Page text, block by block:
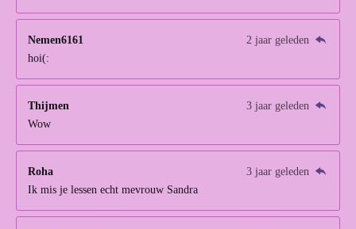
Nemen6161
2 jaar geleden
hoi(:
Thijmen
3 jaar geleden
Wow
Roha
3 jaar geleden
Ik mis je lessen echt mevrouw Sandra